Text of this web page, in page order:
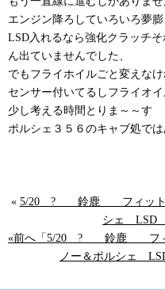
エンジン降ろしていろいろ夢
LSD入れるなら強化クラッチ
ん出ていませんでした、
でもフライホイルごと変えな
センサー付いてるしフライオ
少し考える時間とりま～～す
ポルシェ３５６のキャブ処で
« 5/20 ? 鈴鹿 フィット
シェ LSD
«前へ「5/20 ? 鈴鹿 フィ
ノー＆ポルシェ